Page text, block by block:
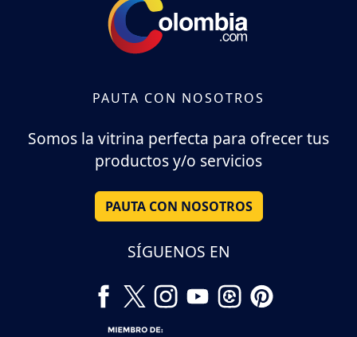
PAUTA CON NOSOTROS
Somos la vitrina perfecta para ofrecer tus
productos y/o servicios
PAUTA CON NOSOTROS
SÍGUENOS EN